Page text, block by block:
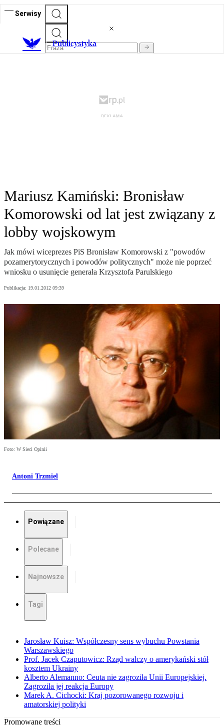
Serwisy
Publicystyka
Mariusz Kamiński: Bronisław
Komorowski od lat jest związany z
lobby wojskowym
Jak mówi wiceprezes PiS Bronisław Komorowski z "powodów
pozamerytorycznych i powodów politycznych" może nie poprzeć
wniosku o usunięcie generała Krzysztofa Parulskiego
Publikacja: 19.01.2012 09:39
Foto: W Sieci Opinii
Antoni Trzmiel
Powiązane
Polecane
Najnowsze
Tagi
Jarosław Kuisz: Współczesny sens wybuchu Powstania
Warszawskiego
Prof. Jacek Czaputowicz: Rząd walczy o amerykański stół
kosztem Ukrainy
Alberto Alemanno: Ceuta nie zagroziła Unii Europejskiej.
Zagroziła jej reakcja Europy
Marek A. Cichocki: Kraj pozorowanego rozwoju i
amatorskiej polityki
Promowane treści